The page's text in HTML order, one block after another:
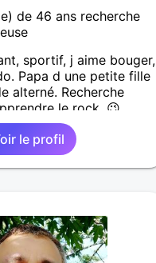
de 46 ans recherche
sportif, j aime bouger,
Papa d une petite fille
alterné. Recherche
le rock. 😉
le profil